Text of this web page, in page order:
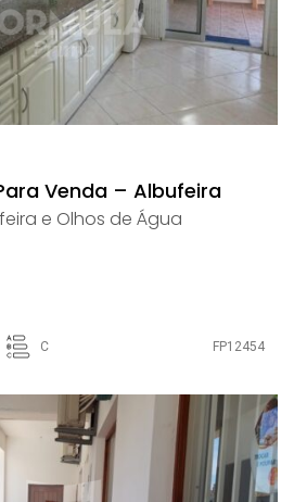
Venda – Albufeira
e Olhos de Água
C FP12454